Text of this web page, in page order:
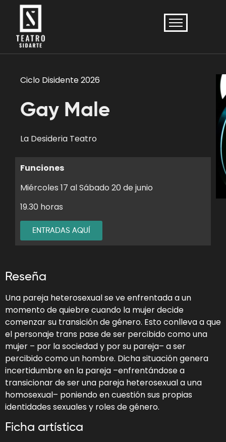
Ciclo Disidente 2026
Gay Male
La Desideria Teatro
Funciones
Miércoles 17 al Sábado 20 de junio
19.30 horas
ENTRADAS AQUÍ
Reseña
Una pareja heterosexual se ve enfrentada a un
momento de quiebre cuando la mujer decide
comenzar su transición de género. Esto conlleva a que
el personaje trans pase de ser percibido como una
mujer – por la sociedad y por su pareja– a ser
percibido como un hombre. Dicha situación genera
incertidumbre en la pareja –enfrentándose a
transicionar de ser una pareja heterosexual a una
homosexual– poniendo en cuestión sus propias
identidades sexuales y roles de género.
Ficha artística